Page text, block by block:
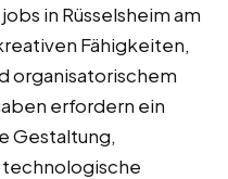
in Rüsselsheim am
Fähigkeiten,
organisatorischem
erfordern ein
Gestaltung,